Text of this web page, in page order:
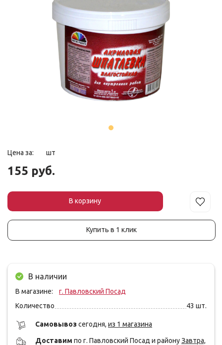
Цена за: шт
155 руб.
В корзину
Купить в 1 клик
В наличии
В магазине:
г. Павловский Посад
Количество
43 шт.
Cамовывоз сегодня, из 1 магазина
Доставим по г. Павловский Посад и районуЗавтра,